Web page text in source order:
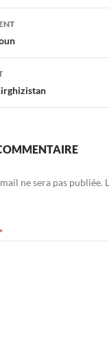
ne sera pas publiée.
*